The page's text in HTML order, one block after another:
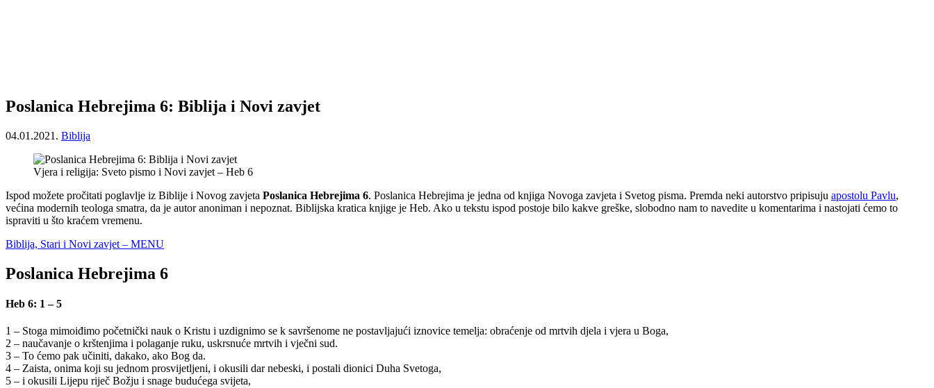
Poslanica Hebrejima 6: Biblija i Novi zavjet
04.01.2021. Biblija
Vjera i religija: Sveto pismo i Novi zavjet – Heb 6
Ispod možete pročitati poglavlje iz Biblije i Novog zavjeta Poslanica Hebrejima 6. Poslanica Hebrejima je jedna od knjiga Novoga zavjeta i Svetog pisma. Premda neki autorstvo pripisuju apostolu Pavlu,
većina modernih teologa smatra, da je autor anoniman i nepoznat. Biblijska kratica knjige je Heb. Ako u tekstu ispod postoje bilo kakve greške, slobodno nam to navedite u komentarima i nastojati ćemo to
ispraviti u što kraćem vremenu.
Biblija, Stari i Novi zavjet – MENU
Poslanica Hebrejima 6
Heb 6: 1 – 5
1 – Stoga mimoiđimo početnički nauk o Kristu i uzdignimo se k savršenome ne postavljajući iznovice temelja: obraćenje od mrtvih djela i vjera u Boga,
2 – naučavanje o krštenjima i polaganje ruku, uskrsnuće mrtvih i vječni sud.
3 – To ćemo pak učiniti, dakako, ako Bog da.
4 – Zaista, onima koji su jednom prosvijetljeni, i okusili dar nebeski, i postali dionici Duha Svetoga,
5 – i okusili Lijepu riječ Božju i snage budućega svijeta,